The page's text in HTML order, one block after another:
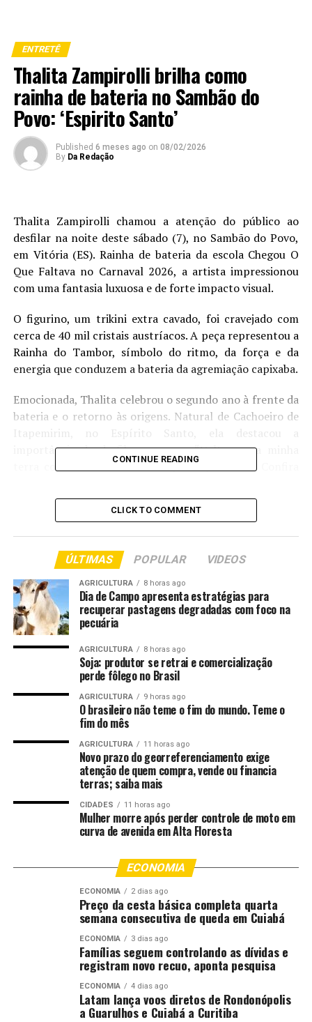
ENTRETÊ
Thalita Zampirolli brilha como
rainha de bateria no Sambão do
Povo: ‘Espirito Santo’
Published 6 meses ago on 08/02/2026
By Da Redação
Thalita Zampirolli chamou a atenção do público ao
desfilar na noite deste sábado (7), no Sambão do Povo,
em Vitória (ES). Rainha de bateria da escola Chegou O
Que Faltava no Carnaval 2026, a artista impressionou
com uma fantasia luxuosa e de forte impacto visual.
O figurino, um trikini extra cavado, foi cravejado com
cerca de 40 mil cristais austríacos. A peça representou a
Rainha do Tambor, símbolo do ritmo, da força e da
energia que conduzem a bateria da agremiação capixaba.
Emocionada, Thalita celebrou o segundo ano à frente da
bateria e o retorno às origens. Natural de Cachoeiro de
Itapemirim, no Espírito Santo, ela destacou a
importância de desfilar em casa. “Voltar para minha
terra como rainha é muito especial”, afirmou. Confira
Comentários
RELATED TOPICS: BATERIA BRILHA COMO
DESTAQUE
ENTRETENIMENTO
ESPÍRITO POVO RAINHA
SAMBÃO
SANTO
THALITA ZAMPIROLLI
Viviane Araujo brilha no último ensaio técnico na
Sapucaí: ‘Meu Salgueiro’
Tiago Abravanel comanda o Bloco do Abrava em São
Paulo: ‘A feira livre vira fantasia’
CONTINUE READING
CLICK TO COMMENT
ÚLTIMAS POPULAR VIDEOS
AGRICULTURA 8 horas ago
Dia de Campo apresenta estratégias para
recuperar pastagens degradadas com foco na
pecuária
AGRICULTURA 8 horas ago
Soja: produtor se retrai e comercialização
perde fôlego no Brasil
AGRICULTURA 9 horas ago
O brasileiro não teme o fim do mundo. Teme o
fim do mês
AGRICULTURA 11 horas ago
Novo prazo do georreferenciamento exige
atenção de quem compra, vende ou financia
terras; saiba mais
CIDADES 11 horas ago
Mulher morre após perder controle de moto em
curva de avenida em Alta Floresta
ECONOMIA
ECONOMIA 2 dias ago
Preço da cesta básica completa quarta
semana consecutiva de queda em Cuiabá
ECONOMIA 3 dias ago
Famílias seguem controlando as dívidas e
registram novo recuo, aponta pesquisa
ECONOMIA 4 dias ago
Latam lança voos diretos de Rondonópolis
a Guarulhos e Cuiabá a Curitiba